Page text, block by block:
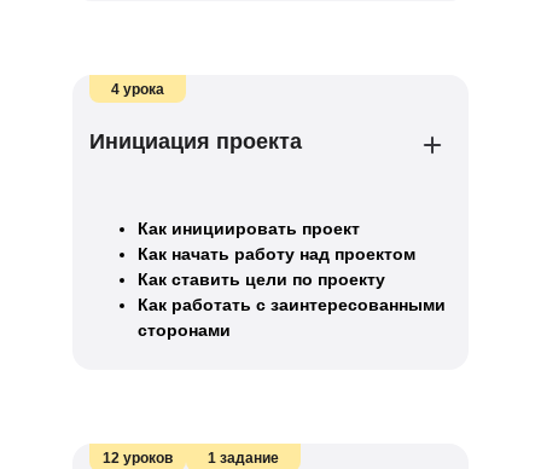
4 урока
Инициация проекта
Как инициировать проект
Как начать работу над проектом
Как ставить цели по проекту
Как работать с заинтересованными
сторонами
12 уроков 1 задание